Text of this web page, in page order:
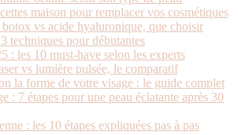
maison pour remplacer vos cosmétiques
vs acide hyaluronique, que choisir
techniques pour débutantes
: les 10 must-have selon les experts
vs lumière pulsée, le comparatif
la forme de votre visage : le guide complet
: 7 étapes pour une peau éclatante après 30
: les 10 étapes expliquées pas à pas